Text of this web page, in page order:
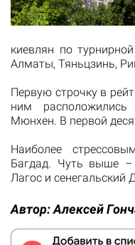
киевлян по
Алматы, Тяньцзинь,
Первую строчку в
ним расположились
Мюнхен. В первой
Наиболее
Багдад. Чуть выше –
Лагос и сенегальский
Автор:Алексей